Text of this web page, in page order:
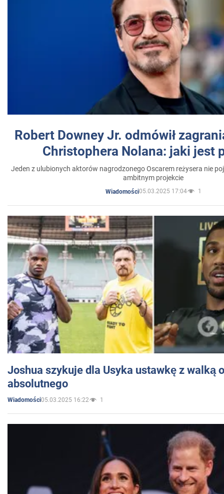
Robert Downey Jr. odmówił
Christophera Nolana: jaki jest
Jeden z ulubionych aktorów nagrodzonego Oscarem reżysera nie
ambitnym projekcie
Wiadomości05.03.2025 17:04 1
Joshua szykuje dla Usyka ustawkę z walką
absolutnego
Wiadomości05.03.2025 16:22 1